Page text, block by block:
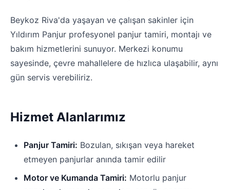
Beykoz Riva'da yaşayan ve çalışan sakinler için
Yıldırım Panjur profesyonel panjur tamiri, montajı ve
bakım hizmetlerini sunuyor. Merkezi konumu
sayesinde, çevre mahallelere de hızlıca ulaşabilir, aynı
gün servis verebiliriz.
Hizmet Alanlarımız
Panjur Tamiri: Bozulan, sıkışan veya hareket
etmeyen panjurlar anında tamir edilir
Motor ve Kumanda Tamiri: Motorlu panjur